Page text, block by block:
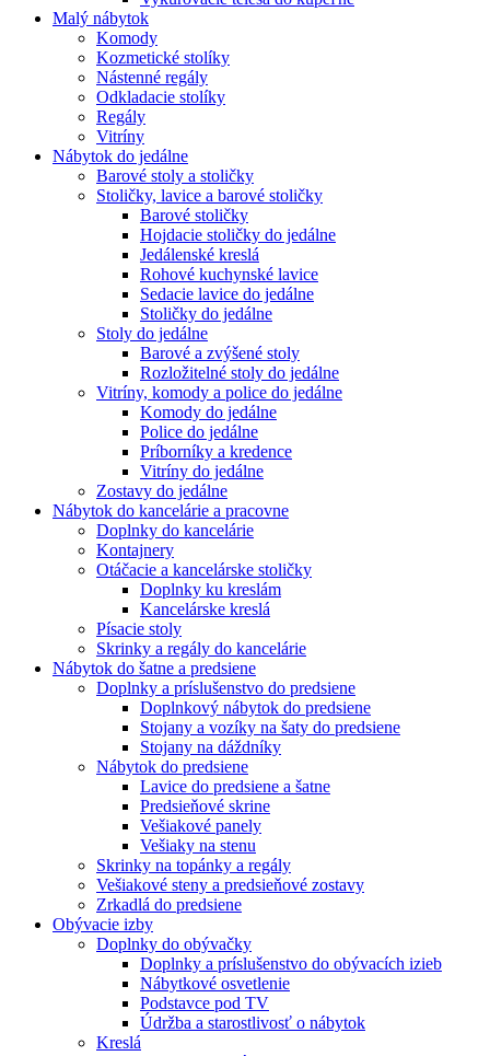
Malý nábytok
Komody
Kozmetické stolíky
Nástenné regály
Odkladacie stolíky
Regály
Vitríny
Nábytok do jedálne
Barové stoly a stoličky
Stoličky, lavice a barové stoličky
Barové stoličky
Hojdacie stoličky do jedálne
Jedálenské kreslá
Rohové kuchynské lavice
Sedacie lavice do jedálne
Stoličky do jedálne
Stoly do jedálne
Barové a zvýšené stoly
Rozložitelné stoly do jedálne
Vitríny, komody a police do jedálne
Komody do jedálne
Police do jedálne
Príborníky a kredence
Vitríny do jedálne
Zostavy do jedálne
Nábytok do kancelárie a pracovne
Doplnky do kancelárie
Kontajnery
Otáčacie a kancelárske stoličky
Doplnky ku kreslám
Kancelárske kreslá
Písacie stoly
Skrinky a regály do kancelárie
Nábytok do šatne a predsiene
Doplnky a príslušenstvo do predsiene
Doplnkový nábytok do predsiene
Stojany a vozíky na šaty do predsiene
Stojany na dáždníky
Nábytok do predsiene
Lavice do predsiene a šatne
Predsieňové skrine
Vešiakové panely
Vešiaky na stenu
Skrinky na topánky a regály
Vešiakové steny a predsieňové zostavy
Zrkadlá do predsiene
Obývacie izby
Doplnky do obývačky
Doplnky a príslušenstvo do obývacích izieb
Nábytkové osvetlenie
Podstavce pod TV
Údržba a starostlivosť o nábytok
Kreslá